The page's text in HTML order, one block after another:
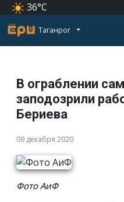
36°C
Таганрог
В ограблении
заподозрили
Бериева
09 декабря 2020
Фото АиФ